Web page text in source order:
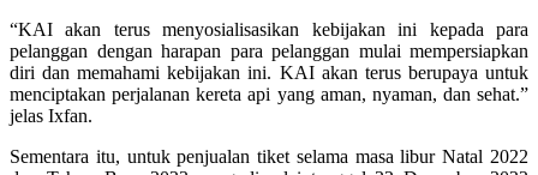
“KAI akan terus menyosialisasikan kebijakan ini kepada para
pelanggan dengan harapan para pelanggan mulai mempersiapkan
diri dan memahami kebijakan ini. KAI akan terus berupaya untuk
menciptakan perjalanan kereta api yang aman, nyaman, dan sehat.”
jelas Ixfan.
Sementara itu, untuk penjualan tiket selama masa libur Natal 2022